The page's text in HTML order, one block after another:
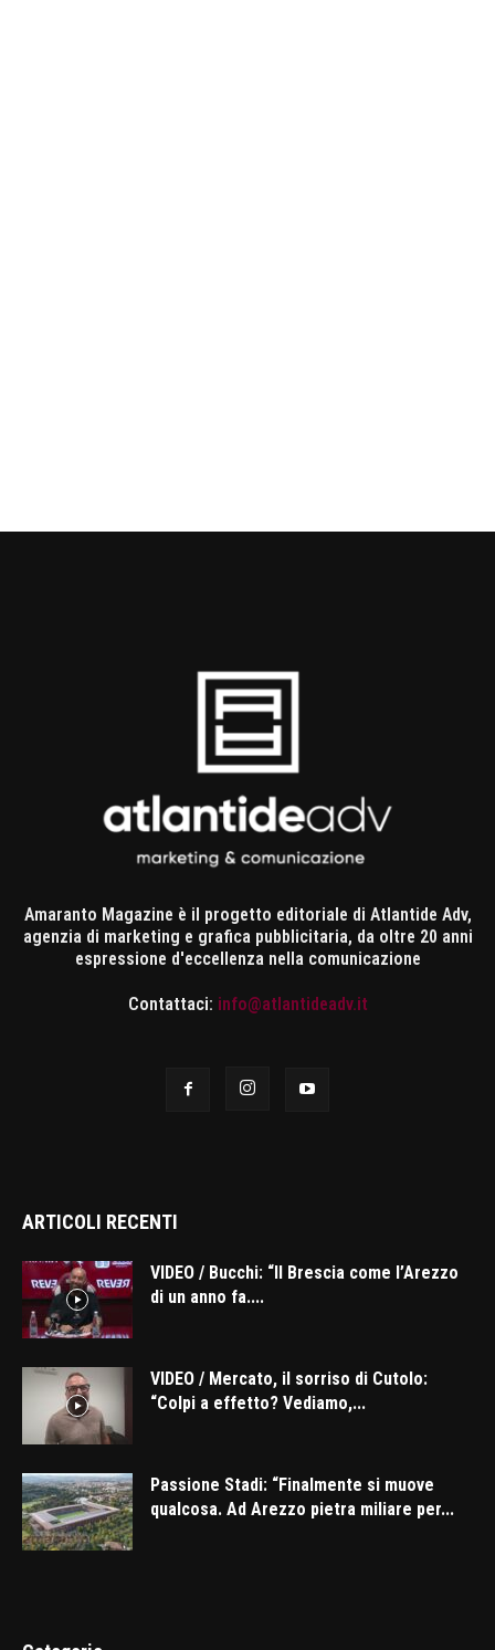
Amaranto Magazine è il progetto editoriale di Atlantide Adv,
agenzia di marketing e grafica pubblicitaria, da oltre 20 anni
espressione d'eccellenza nella comunicazione
Contattaci: info@atlantideadv.it
ARTICOLI RECENTI
VIDEO / Bucchi: “Il Brescia come l’Arezzo
di un anno fa....
VIDEO / Mercato, il sorriso di Cutolo:
“Colpi a effetto? Vediamo,...
Passione Stadi: “Finalmente si muove
qualcosa. Ad Arezzo pietra miliare per...